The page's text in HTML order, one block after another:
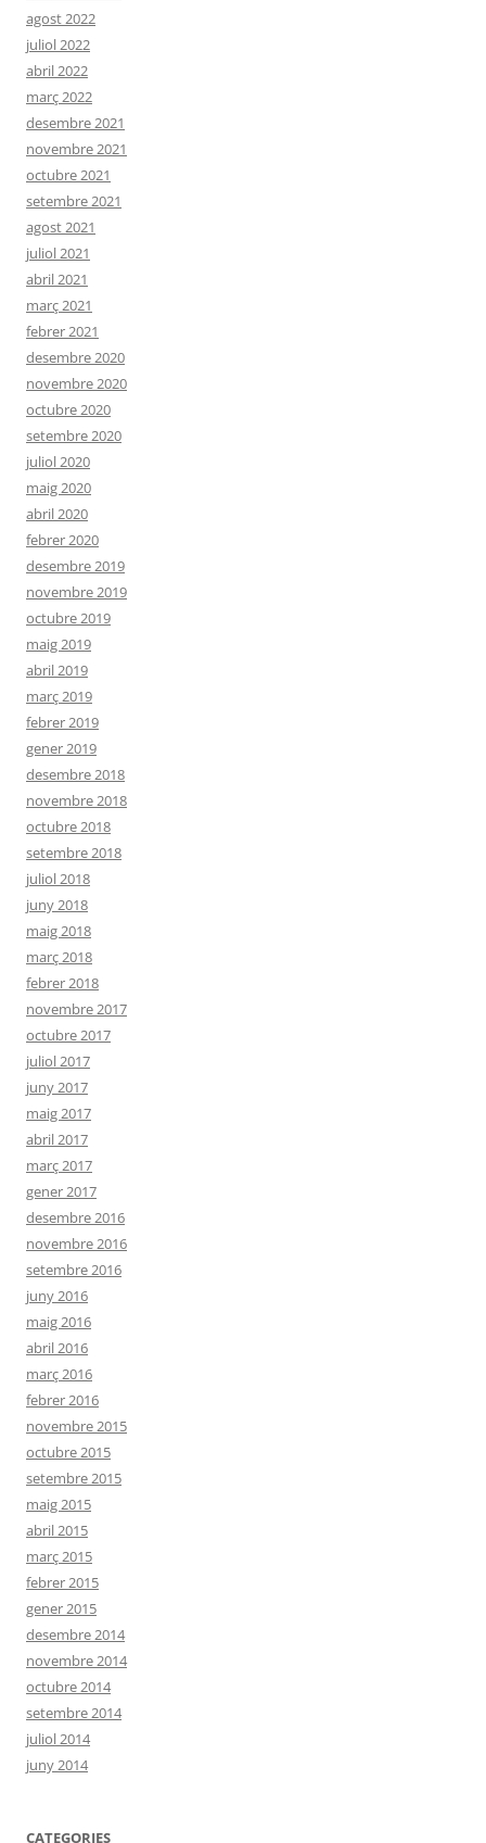
agost 2022
juliol 2022
abril 2022
març 2022
desembre 2021
novembre 2021
octubre 2021
setembre 2021
agost 2021
juliol 2021
abril 2021
març 2021
febrer 2021
desembre 2020
novembre 2020
octubre 2020
setembre 2020
juliol 2020
maig 2020
abril 2020
febrer 2020
desembre 2019
novembre 2019
octubre 2019
maig 2019
abril 2019
març 2019
febrer 2019
gener 2019
desembre 2018
novembre 2018
octubre 2018
setembre 2018
juliol 2018
juny 2018
maig 2018
març 2018
febrer 2018
novembre 2017
octubre 2017
juliol 2017
juny 2017
maig 2017
abril 2017
març 2017
gener 2017
desembre 2016
novembre 2016
setembre 2016
juny 2016
maig 2016
abril 2016
març 2016
febrer 2016
novembre 2015
octubre 2015
setembre 2015
maig 2015
abril 2015
març 2015
febrer 2015
gener 2015
desembre 2014
novembre 2014
octubre 2014
setembre 2014
juliol 2014
juny 2014
CATEGORIES